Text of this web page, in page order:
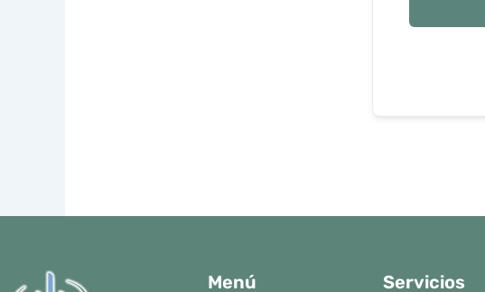
Menú Servicios